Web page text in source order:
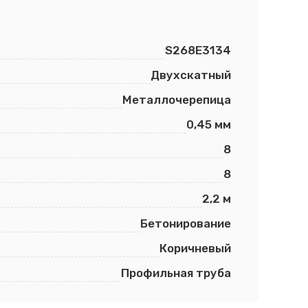
S268E3134
Двухскатный
Металлочерепица
0,45 мм
8
8
2,2 м
Бетонирование
Коричневый
Профильная труба